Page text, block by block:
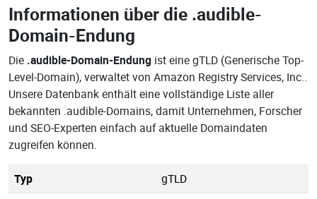
Informationen über die .audible-
Domain-Endung
Die .audible-Domain-Endung ist eine gTLD (Generische Top-
Level-Domain), verwaltet von Amazon Registry Services, Inc..
Unsere Datenbank enthält eine vollständige Liste aller
bekannten .audible-Domains, damit Unternehmen, Forscher
und SEO-Experten einfach auf aktuelle Domaindaten
zugreifen können.
Typ
gTLD